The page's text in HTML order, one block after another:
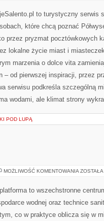
to turystyczny serwis
które chcą poznać
przez pryzmat pocztówkowych
lokalne życie miast i
marzenia o dolce vita
– od pierwszej inspiracji, przez
serwisu podkreśla szczególną
wodami, ale klimat strony
POD LUPĄ
MOŻLIWOŚĆ KOMENTOWANIA POMPY
to wszechstronne
wodnej oraz technice
co w praktyce oblicza się w